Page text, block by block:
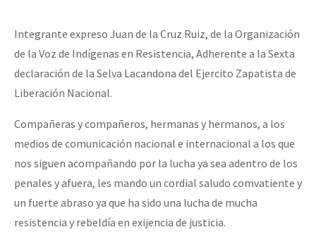
Integrante expreso Juan de la Cruz Ruiz, de la Organización
de la Voz de Indígenas en Resistencia, Adherente a la Sexta
declaración de la Selva Lacandona del Ejercito Zapatista de
Liberación Nacional.
Compañeras y compañeros, hermanas y hermanos, a los
medios de comunicación nacional e internacional a los que
nos siguen acompañando por la lucha ya sea adentro de los
penales y afuera, les mando un cordial saludo comvatiente y
un fuerte abraso ya que ha sido una lucha de mucha
resistencia y rebeldía en exijencia de justicia.